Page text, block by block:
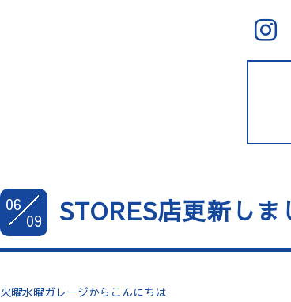
06
09
STORES店更新しま
火曜水曜ガレージからこんにちは